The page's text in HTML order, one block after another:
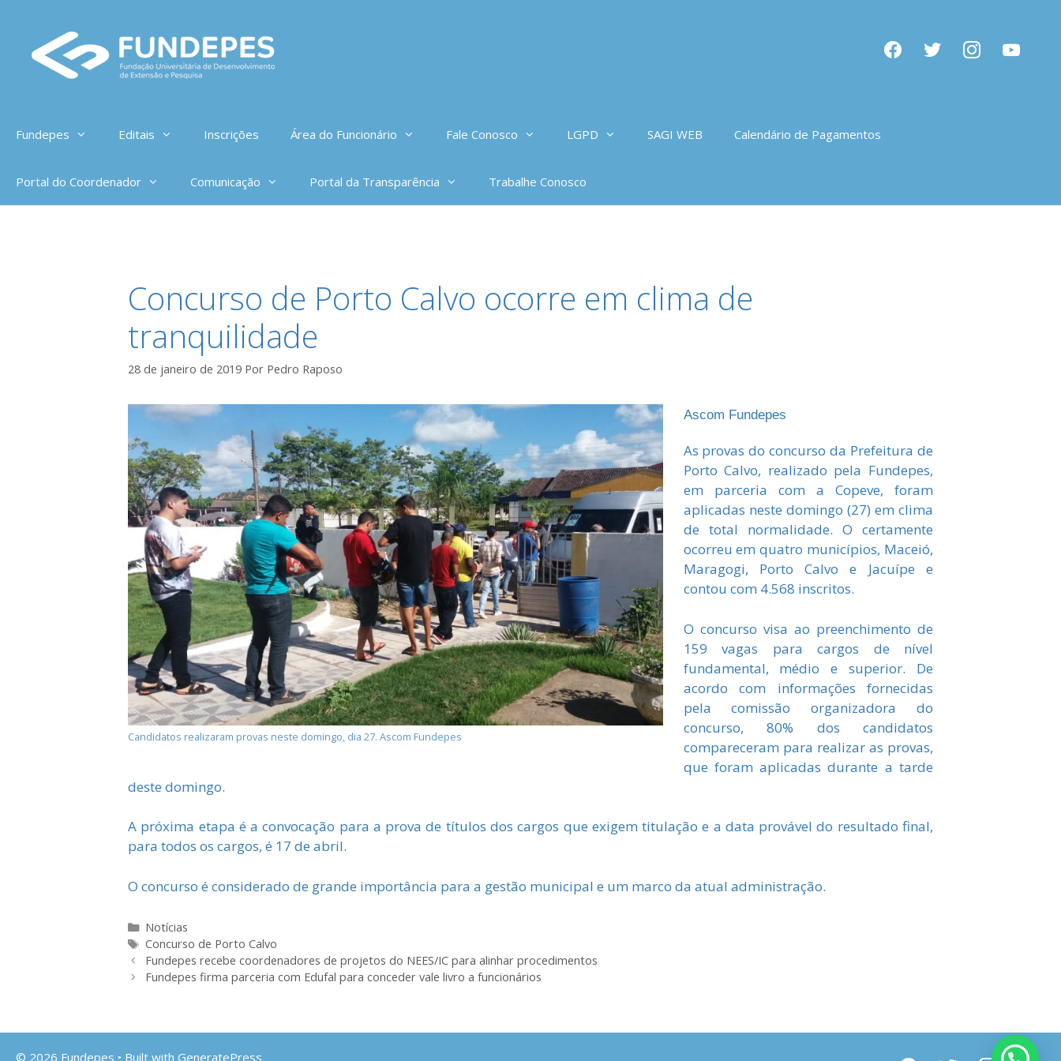
conteúdo
facebooktwitter instagramyoutube
Fundepes Editais Inscrições Área do Funcionário Fale Conosco LGPD SAGI WEB Calendário de Pagamentos
Portal do Coordenador Comunicação Portal da Transparência Trabalhe Conosco
Concurso de Porto Calvo ocorre em clima de
tranquilidade
28 de janeiro de 2019 Por Pedro Raposo
Candidatos realizaram provas neste domingo, dia 27. Ascom Fundepes
Ascom Fundepes
As provas do concurso da Prefeitura de
Porto Calvo, realizado pela Fundepes,
em parceria com a Copeve, foram
aplicadas neste domingo (27) em clima
de total normalidade. O certamente
ocorreu em quatro municípios, Maceió,
Maragogi, Porto Calvo e Jacuípe e
contou com 4.568 inscritos.
O concurso visa ao preenchimento de
159 vagas para cargos de nível
fundamental, médio e superior. De
acordo com informações fornecidas
pela comissão organizadora do
concurso, 80% dos candidatos
compareceram para realizar as provas,
que foram aplicadas durante a tarde
deste domingo.
A próxima etapa é a convocação para a prova de títulos dos cargos que exigem titulação e a data provável do resultado final,
para todos os cargos, é 17 de abril.
O concurso é considerado de grande importância para a gestão municipal e um marco da atual administração.
Categorias
Notícias
Tags
Concurso de Porto Calvo
Fundepes recebe coordenadores de projetos do NEES/IC para alinhar procedimentos
Fundepes firma parceria com Edufal para conceder vale livro a funcionários
© 2026 Fundepes • Built with GeneratePress